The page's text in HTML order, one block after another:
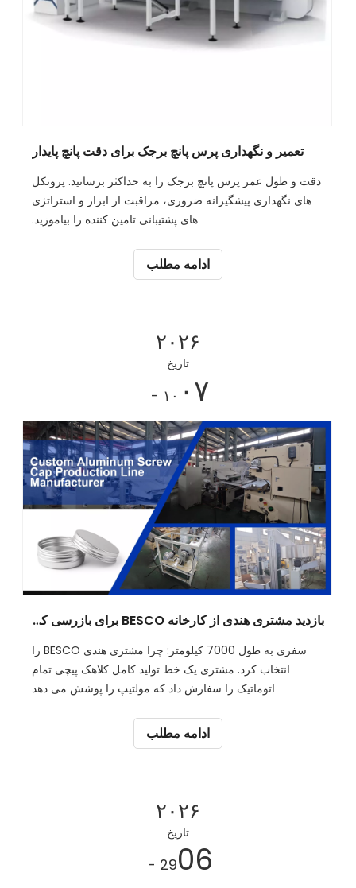
تعمیر و نگهداری پرس پانچ برجک برای دقت پانچ پایدار
دقت و طول عمر پرس پانچ برجک را به حداکثر برسانید. پروتکل
های نگهداری پیشگیرانه ضروری، مراقبت از ابزار و استراتژی
های پشتیبانی تامین کننده را بیاموزید.
ادامه مطلب
۲۰۲۶
تاریخ
۰۷ - ۱۰
بازدید مشتری هندی از کارخانه BESCO برای بازرسی کارخانه خط تولید کلاهک تمام اتوماتیک پیچ | تولید کننده خط تولید درپوش پیچ آلومینیومی سفارشی
سفری به طول 7000 کیلومتر: چرا مشتری هندی BESCO را
انتخاب کرد. مشتری یک خط تولید کامل کلاهک پیچی تمام
اتوماتیک را سفارش داد که مولتیپ را پوشش می دهد
ادامه مطلب
۲۰۲۶
تاریخ
06
- 29